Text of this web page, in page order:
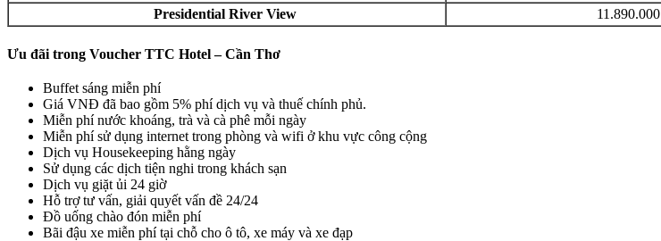
Presidential River View
11.890.000
Ưu đãi trong Voucher TTC Hotel – Cần Thơ
Buffet sáng miễn phí
Giá VNĐ đã bao gồm 5% phí dịch vụ và thuế chính phủ.
Miễn phí nước khoáng, trà và cà phê mỗi ngày
Miễn phí sử dụng internet trong phòng và wifi ở khu vực công cộng
Dịch vụ Housekeeping hằng ngày
Sử dụng các dịch tiện nghi trong khách sạn
Dịch vụ giặt ủi 24 giờ
Hỗ trợ tư vấn, giải quyết vấn đề 24/24
Đồ uống chào đón miễn phí
Bãi đậu xe miễn phí tại chỗ cho ô tô, xe máy và xe đạp